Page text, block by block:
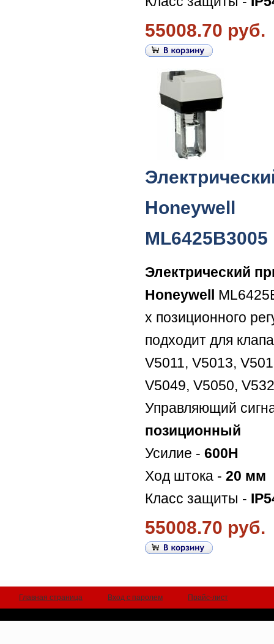
55008.70 руб.
Honeywell
ML6425B3005
Электрический
Honeywell
х позиционного
подходит для
V5011, V5013,
V5049, V5050,
Управляющий
позиционный
Усилие - 600Н
Ход штока - 20 мм
Класс защиты -
55008.70 руб.
Главная страница Вход с паролем Прайс-лист